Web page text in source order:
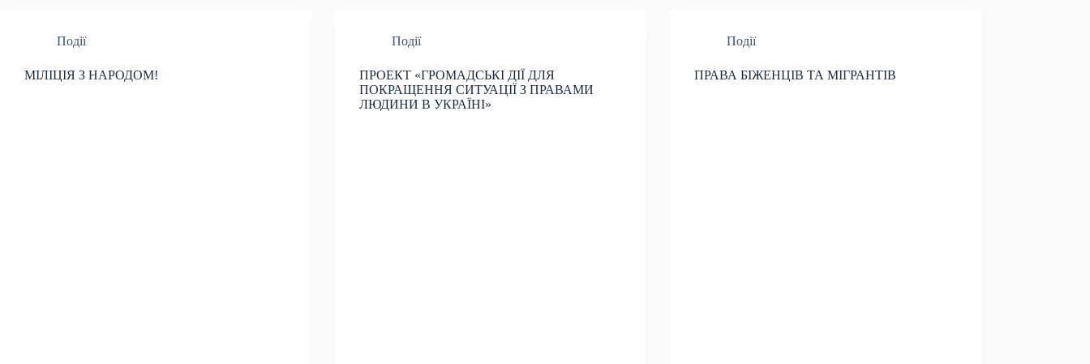
Події
МІЛІЦІЯ З НАРОДОМ!
Події
ПРОЕКТ «ГРОМАДСЬКІ ДІЇ ДЛЯ
ПОКРАЩЕННЯ СИТУАЦІЇ З ПРАВАМИ
ЛЮДИНИ В УКРАЇНІ»
Події
ПРАВА БІЖЕНЦІВ ТА МІГРАНТІВ